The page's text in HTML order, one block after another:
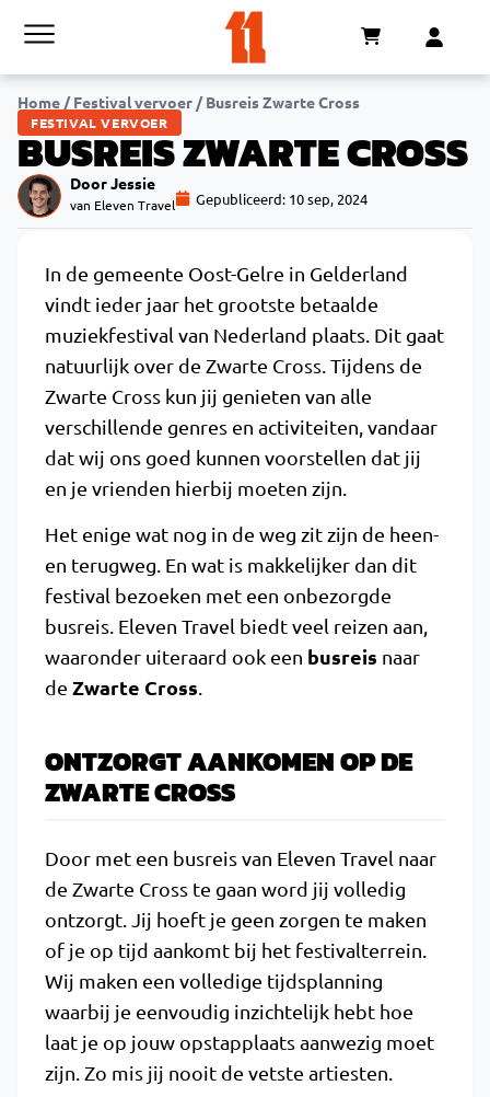
Home /Festival vervoer /Busreis Zwarte Cross
FESTIVAL VERVOER
BUSREIS ZWARTE CROSS
Door Jessie
van Eleven Travel Gepubliceerd: 10 sep, 2024
In de gemeente Oost-Gelre in Gelderland
vindt ieder jaar het grootste betaalde
muziekfestival van Nederland plaats. Dit gaat
natuurlijk over de Zwarte Cross. Tijdens de
Zwarte Cross kun jij genieten van alle
verschillende genres en activiteiten, vandaar
dat wij ons goed kunnen voorstellen dat jij
en je vrienden hierbij moeten zijn.
Het enige wat nog in de weg zit zijn de heen-
en terugweg. En wat is makkelijker dan dit
festival bezoeken met een onbezorgde
busreis. Eleven Travel biedt veel reizen aan,
waaronder uiteraard ook een busreis naar
de Zwarte Cross
ONTZORGT AANKOMEN OP DE
ZWARTE CROSS
Door met een busreis van Eleven Travel naar
de Zwarte Cross te gaan word jij volledig
ontzorgt. Jij hoeft je geen zorgen te maken
of je op tijd aankomt bij het festivalterrein.
Wij maken een volledige tijdsplanning
waarbij je eenvoudig inzichtelijk hebt hoe
laat je op jouw opstapplaats aanwezig moet
zijn. Zo mis jij nooit de vetste artiesten.